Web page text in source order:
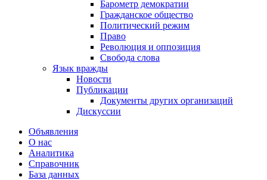
Барометр демократии
Гражданское общество
Политический режим
Право
Революция и оппозиция
Свобода слова
Язык вражды
Новости
Публикации
Документы других организаций
Дискуссии
Объявления
О нас
Аналитика
Справочник
База данных